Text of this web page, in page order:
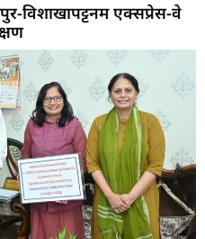
विशाखापट्टनम एक्सप्रेस-वे